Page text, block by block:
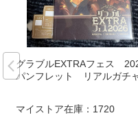
グラブルEXTRAフェス
パンフレット リアルガチ
マイストア在庫： 1720